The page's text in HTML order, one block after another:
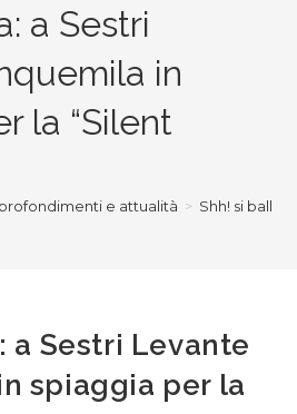
a Sestri
in
la “Silent
e attualità > Shh! si balla:
a Sestri Levante
spiaggia per la